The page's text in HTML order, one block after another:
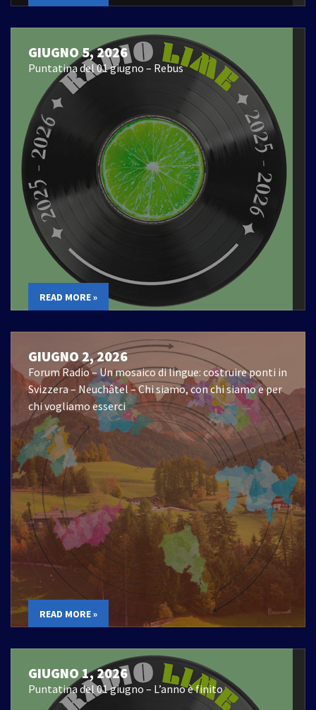
GIUGNO 5, 2026
Puntatina del 01 giugno – Rebus
READ MORE »
GIUGNO 2, 2026
Forum Radio – Un mosaico di lingue: costruire ponti in
Svizzera – Neuchâtel – Chi siamo, con chi siamo e per
chi vogliamo esserci
READ MORE »
GIUGNO 1, 2026
Puntatina del 01 giugno – L’anno è finito